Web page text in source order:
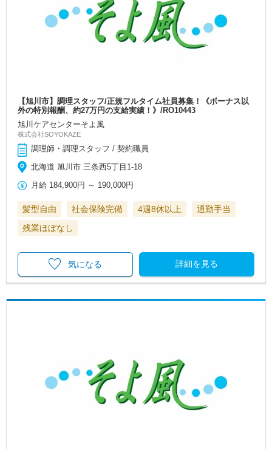
【旭川市】調理スタッフ/正規フルタイム社員募集！《ボーナス以
外の特別報酬、約27万円の支給実績！》/RO10443
旭川ケアセンターそよ風
株式会社SOYOKAZE
調理師・調理スタッフ / 契約職員
北海道 旭川市 三条西5丁目1-18
月給 184,900円 ～ 190,000円
髪型自由 社会保険完備 4週8休以上
通勤手当
残業ほぼなし
詳細を見る
気になる